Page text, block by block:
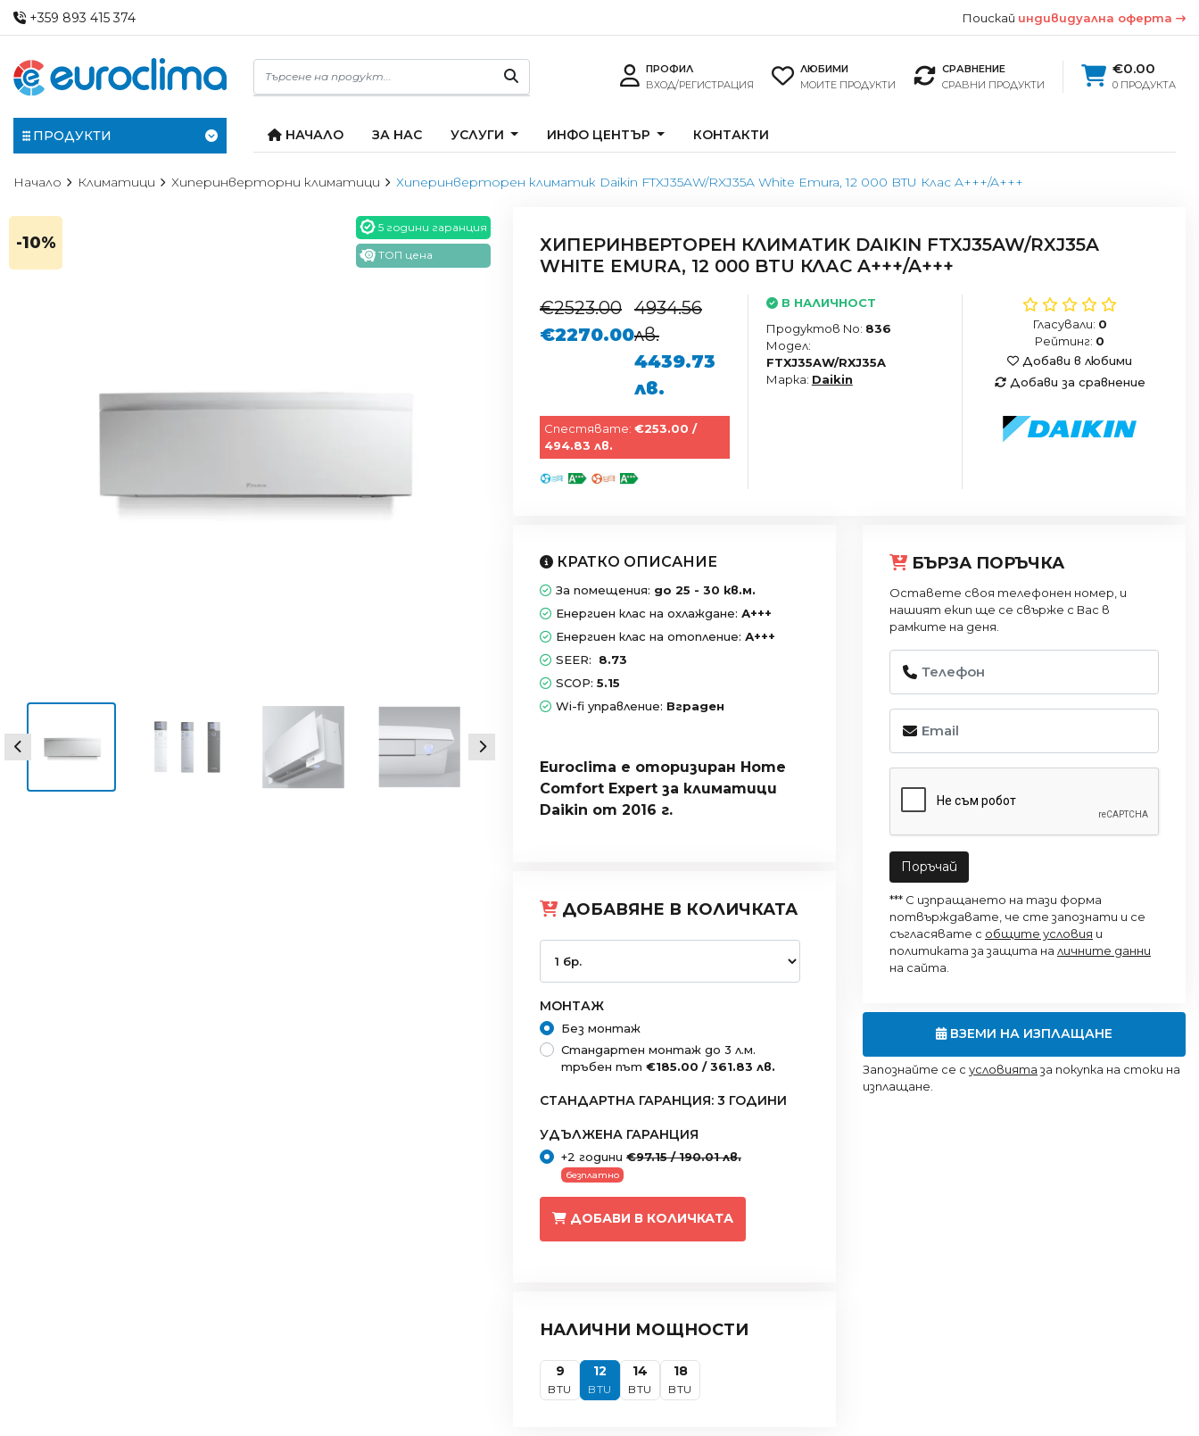
+359 893 415 374 Поискай индивидуална оферта
ПРОФИЛ
ВХОД/РЕГИСТРАЦИЯ
ЛЮБИМИ
МОИТЕ ПРОДУКТИ
СРАВНЕНИЕ
СРАВНИ ПРОДУКТИ
€0.00
0 ПРОДУКТА
ПРОДУКТИ НАЧАЛО ЗА НАС УСЛУГИ ИНФО ЦЕНТЪР КОНТАКТИ
Начало Климатици Хиперинверторни климатици Хиперинверторен климатик Daikin FTXJ35AW/RXJ35A White Emura, 12 000 BTU Клас A+++/A+++
-10%
5 години гаранция
ТОП цена
ХИПЕРИНВЕРТОРЕН КЛИМАТИК DAIKIN FTXJ35AW/RXJ35A
WHITE EMURA, 12 000 BTU КЛАС A+++/A+++
€2523.00
€2270.00
4934.56
лв.
4439.73
лв.
Спестявате: €253.00 /
494.83 лв.
В НАЛИЧНОСТ
Продуктов No: 836
Модел:
FTXJ35AW/RXJ35A
Марка: Daikin
Гласували: 0
Рейтинг: 0
Добави в любими
Добави за сравнение
КРАТКО ОПИСАНИЕ
За помещения: до 25 - 30 кв.м.
Енергиен клас на охлаждане: А+++
Енергиен клас на отопление: А+++
SEER: 8.73
SCOP: 5.15
Wi-fi управление: Вграден
Euroclima е оторизиран Home
Comfort Expert за климатици
Daikin от 2016 г.
ДОБАВЯНЕ В КОЛИЧКАТА
МОНТАЖ
Без монтаж
Стандартен монтаж до 3 л.м.
тръбен път €185.00 / 361.83 лв.
СТАНДАРТНА ГАРАНЦИЯ: 3 ГОДИНИ
УДЪЛЖЕНА ГАРАНЦИЯ
+2 години €97.15 / 190.01 лв.
безплатно
ДОБАВИ В КОЛИЧКАТА
НАЛИЧНИ МОЩНОСТИ
9
BTU
12
BTU
14
BTU
18
BTU
БЪРЗА ПОРЪЧКА
Оставете своя телефонен номер, и
нашият екип ще се свърже с Вас в
рамките на деня.
Поръчай
*** С изпращането на тази форма
потвърждавате, че сте запознати и се
съгласявате с общите условия и
политиката за защита на личните данни
на сайта.
ВЗЕМИ НА ИЗПЛАЩАНЕ
Запознайте се с условията за покупка на стоки на
изплащане.